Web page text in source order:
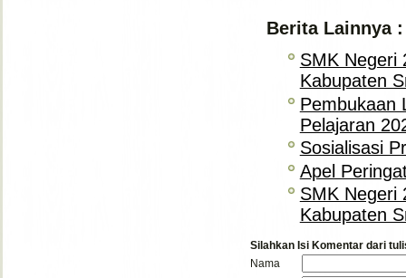
Berita Lainnya :
SMK Negeri
Kabupaten
Pembukaan
Pelajaran
Sosialisasi
Apel
SMK Negeri
Kabupaten
Silahkan Isi Komentar dari
Nama